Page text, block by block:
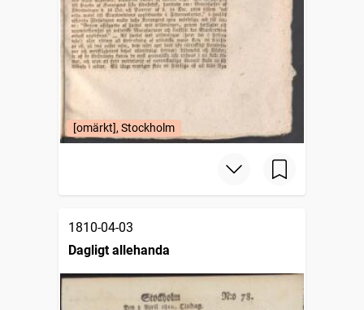
[omärkt], Stockholm
1810-04-03
Dagligt allehanda